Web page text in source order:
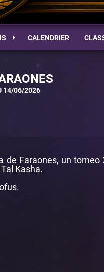
CALENDRIER
14/06/2026
Faraones, un
Kasha.